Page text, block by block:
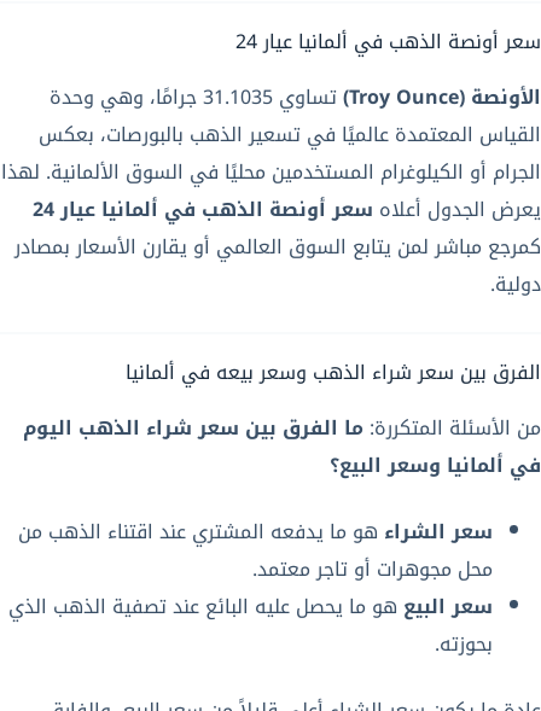
سعر أونصة الذهب في ألمانيا عيار 24
الأونصة (Troy Ounce)
تساوي 31.1035 جرامًا، وهي وحدة
القياس المعتمدة عالميًا في تسعير الذهب بالبورصات، بعكس
الجرام أو الكيلوغرام المستخدمين محليًا في السوق الألمانية. لهذا
يعرض الجدول أعلاه سعر أونصة الذهب في ألمانيا عيار 24
كمرجع مباشر لمن يتابع السوق العالمي أو يقارن الأسعار بمصادر
دولية.
الفرق بين سعر شراء الذهب وسعر بيعه في ألمانيا
من الأسئلة المتكررة: ما الفرق بين سعر شراء الذهب اليوم
في ألمانيا وسعر البيع؟
سعر الشراء هو ما يدفعه المشتري عند اقتناء الذهب من
محل مجوهرات أو تاجر معتمد.
سعر البيع هو ما يحصل عليه البائع عند تصفية الذهب الذي
بحوزته.